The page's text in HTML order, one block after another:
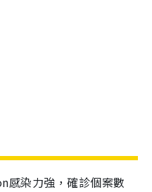
感染力強，確診個案數